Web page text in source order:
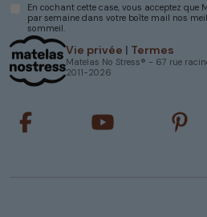
Vie privée | Termes
Matelas No Stress® - 67 rue
2011-2026
En cochant cette case, vous acceptez que
par semaine dans votre boîte mail nos
sommeil.